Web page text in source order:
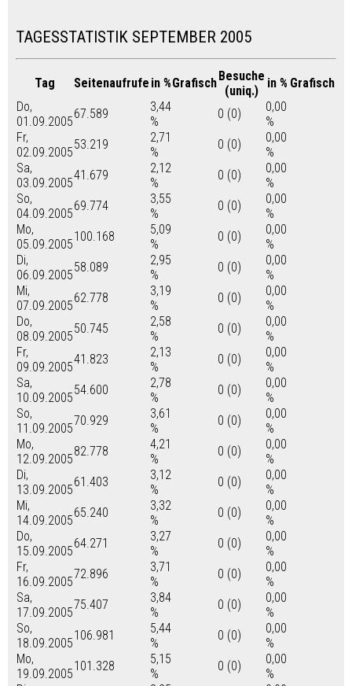
TAGESSTATISTIK SEPTEMBER 2005
Tag Seitenaufrufe in %GrafischBesuche
(uniq.)
in % Grafisch
Do,
01.09.2005
67.589
3,44
%
0 (0)
0,00
%
Fr,
02.09.2005
53.219
2,71
%
0 (0)
0,00
%
Sa,
03.09.2005
41.679
2,12
%
0 (0)
0,00
%
So,
04.09.2005
69.774
3,55
%
0 (0)
0,00
%
Mo,
05.09.2005
100.168
5,09
%
0 (0)
0,00
%
Di,
06.09.2005
58.089
2,95
%
0 (0)
0,00
%
Mi,
07.09.2005
62.778
3,19
%
0 (0)
0,00
%
Do,
08.09.2005
50.745
2,58
%
0 (0)
0,00
%
Fr,
09.09.2005
41.823
2,13
%
0 (0)
0,00
%
Sa,
10.09.2005
54.600
2,78
%
0 (0)
0,00
%
So,
11.09.2005
70.929
3,61
%
0 (0)
0,00
%
Mo,
12.09.2005
82.778
4,21
%
0 (0)
0,00
%
Di,
13.09.2005
61.403
3,12
%
0 (0)
0,00
%
Mi,
14.09.2005
65.240
3,32
%
0 (0)
0,00
%
Do,
15.09.2005
64.271
3,27
%
0 (0)
0,00
%
Fr,
16.09.2005
72.896
3,71
%
0 (0)
0,00
%
Sa,
17.09.2005
75.407
3,84
%
0 (0)
0,00
%
So,
18.09.2005
106.981
5,44
%
0 (0)
0,00
%
Mo,
19.09.2005
101.328
5,15
%
0 (0)
0,00
%